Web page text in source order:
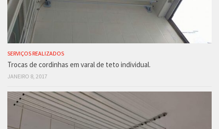
SERVIÇOS REALIZADOS
Trocas de cordinhas em varal de teto individual.
JANEIRO 8, 2017